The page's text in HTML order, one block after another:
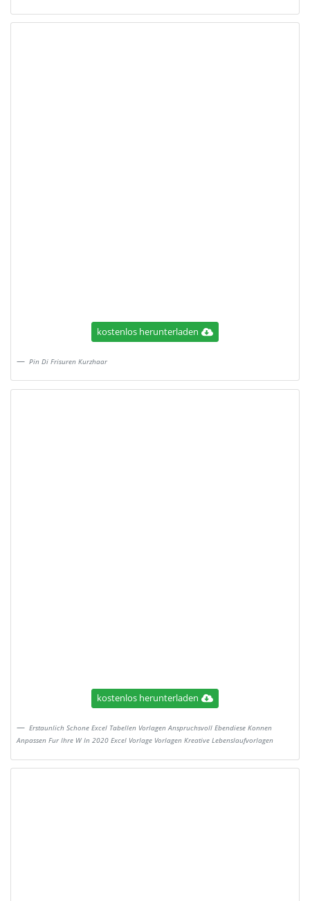
kostenlos herunterladen
Pin Di Frisuren Kurzhaar
kostenlos herunterladen
Erstaunlich Schone Excel Tabellen Vorlagen Anspruchsvoll Ebendiese Konnen
Anpassen Fur Ihre W In 2020 Excel Vorlage Vorlagen Kreative Lebenslaufvorlagen